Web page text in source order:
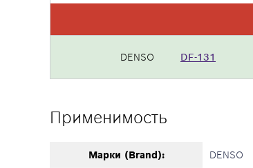
DENSO DF-131
Применимость
Марки (Brand): DENSO